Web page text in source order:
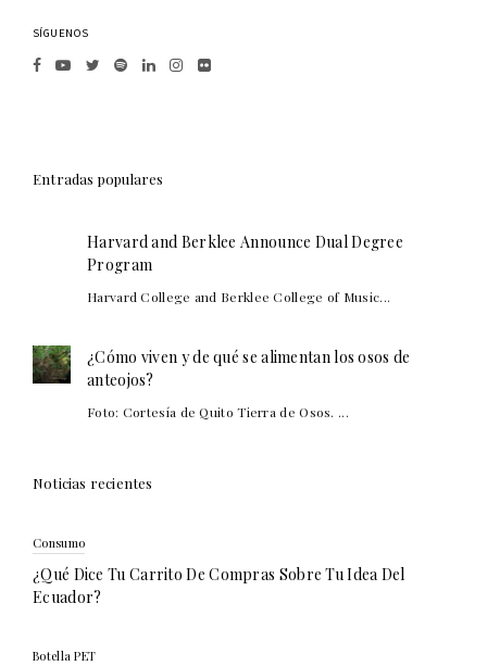
SÍGUENOS
Entradas populares
Harvard and Berklee Announce Dual Degree
Program
Harvard College and Berklee College of Music...
¿Cómo viven y de qué se alimentan los osos de
anteojos?
Foto: Cortesía de Quito Tierra de Osos. ...
Noticias recientes
Consumo
¿Qué Dice Tu Carrito De Compras Sobre Tu Idea Del
Ecuador?
Botella PET